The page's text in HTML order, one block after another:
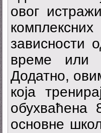
овог
зависности
време или
Додатно,
која
обухваћена
основне